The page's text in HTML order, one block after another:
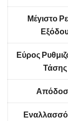
Μέγιστο
Εύρος
Τάσης